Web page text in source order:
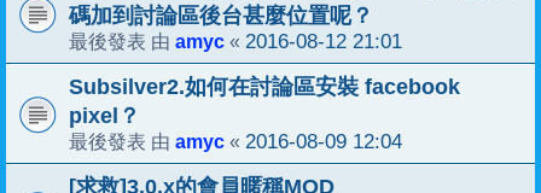
碼加到討論區後台甚麼位置呢？
最後發表 由 amyc « 2016-08-12 21:01
Subsilver2.如何在討論區安裝 facebook
pixel？
最後發表 由 amyc « 2016-08-09 12:04
[求救]3.0.x的會員暱稱MOD